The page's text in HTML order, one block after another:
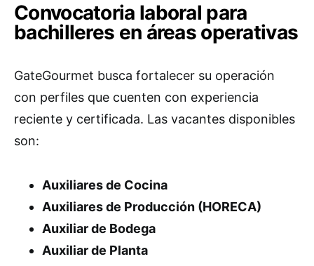
Convocatoria laboral para
bachilleres en áreas operativas
GateGourmet busca fortalecer su operación
con perfiles que cuenten con experiencia
reciente y certificada. Las vacantes disponibles
son:
Auxiliares de Cocina
Auxiliares de Producción (HORECA)
Auxiliar de Bodega
Auxiliar de Planta